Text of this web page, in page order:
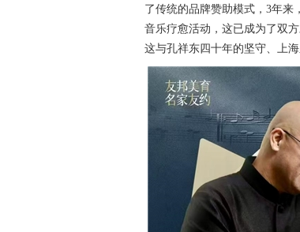
了传统的品牌赞助模式，3年来
音乐疗愈活动，这已成为了双
这与孔祥东四十年的坚守、上